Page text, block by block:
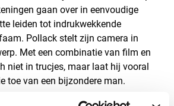
gaan over in eenvoudige
leiden tot indrukwekkende
Pollack stelt zijn camera in
Met een combinatie van film en
niet in trucjes, maar laat hij vooral
toe van een bijzondere man.